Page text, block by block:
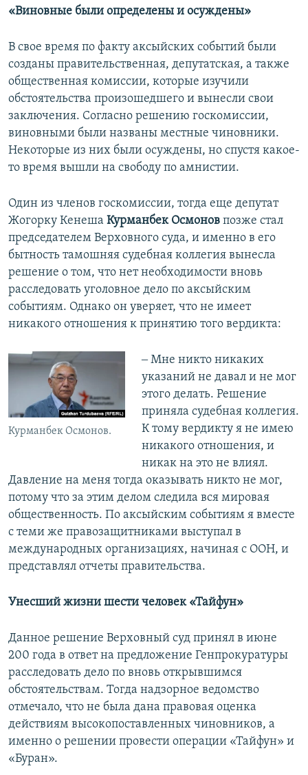
«Виновные были определены и осуждены»
В свое время по факту аксыйских событий были
созданы правительственная, депутатская, а также
общественная комиссии, которые изучили
обстоятельства произошедшего и вынесли свои
заключения. Согласно решению госкомиссии,
виновными были названы местные чиновники.
Некоторые из них были осуждены, но спустя какое-
то время вышли на свободу по амнистии.
Один из членов госкомиссии, тогда еще депутат
Жогорку Кенеша Курманбек Осмонов позже стал
председателем Верховного суда, и именно в его
бытность тамошняя судебная коллегия вынесла
решение о том, что нет необходимости вновь
расследовать уголовное дело по аксыйским
событиям. Однако он уверяет, что не имеет
никакого отношения к принятию того вердикта:
Курманбек Осмонов.
‒ Мне никто никаких
указаний не давал и не мог
этого делать. Решение
приняла судебная коллегия.
К тому вердикту я не имею
никакого отношения, и
никак на это не влиял.
Давление на меня тогда оказывать никто не мог,
потому что за этим делом следила вся мировая
общественность. По аксыйским событиям я вместе
с теми же правозащитниками выступал в
международных организациях, начиная с ООН, и
представлял отчеты правительства.
Унесший жизни шести человек «Тайфун»
Данное решение Верховный суд принял в июне
200 года в ответ на предложение Генпрокуратуры
расследовать дело по вновь открывшимся
обстоятельствам. Тогда надзорное ведомство
отмечало, что не была дана правовая оценка
действиям высокопоставленных чиновников, а
именно о решении провести операции «Тайфун» и
«Буран».